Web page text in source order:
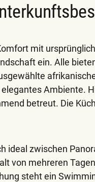
mit
ein. Alle
Ambiente.
betreut. Die
ideal zwischen
von mehreren
steht ein